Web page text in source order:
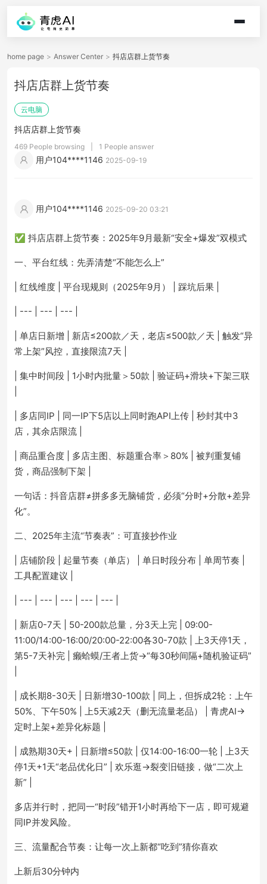
home page > Answer Center > 抖店店群上货节奏
抖店店群上货节奏
云电脑
抖店店群上货节奏
469 People browsing 1 People answer
用户104****1146 2025-09-19
用户104****1146 2025-09-20 03:21
✅ 抖店店群上货节奏：2025年9月最新“安全+爆发”双模式
一、平台红线：先弄清楚“不能怎么上”
| 红线维度 | 平台现规则（2025年9月） | 踩坑后果 |
| --- | --- | --- |
| 单店日新增 | 新店≤200款／天，老店≤500款／天 | 触发“异
常上架”风控，直接限流7天 |
| 集中时间段 | 1小时内批量＞50款 | 验证码+滑块+下架三联
| 多店同IP | 同一IP下5店以上同时跑API上传 | 秒封其中3
店，其余店限流 |
| 商品重合度 | 多店主图、标题重合率＞80% | 被判重复铺
货，商品强制下架 |
一句话：抖音店群≠拼多多无脑铺货，必须“分时+分散+差异
化”。
二、2025年主流“节奏表”：可直接抄作业
| 店铺阶段 | 起量节奏（单店） | 单日时段分布 | 单周节奏 |
工具配置建议 |
| --- | --- | --- | --- | --- |
| 新店0-7天 | 50-200款总量，分3天上完 | 09:00-
11:00/14:00-16:00/20:00-22:00各30-70款 | 上3天停1天，
第5-7天补完 | 癞蛤蟆/王者上货→“每30秒间隔+随机验证码”
| 成长期8-30天 | 日新增30-100款 | 同上，但拆成2轮：上午
50%、下午50% | 上5天减2天（删无流量老品） | 青虎AI→
定时上架+差异化标题 |
| 成熟期30天+ | 日新增≤50款 | 仅14:00-16:00一轮 | 上3天
停1天+1天“老品优化日” | 欢乐逛→裂变旧链接，做“二次上
新” |
多店并行时，把同一“时段”错开1小时再给下一店，即可规避
同IP并发风险。
三、流量配合节奏：让每一次上新都“吃到”猜你喜欢
上新后30分钟内